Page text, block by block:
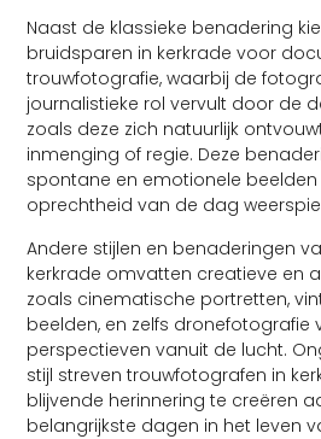
Naast de klassieke benadering
bruidsparen in kerkrade voor
trouwfotografie, waarbij de
journalistieke rol vervult door de
zoals deze zich natuurlijk
inmenging of regie. Deze
spontane en emotionele
oprechtheid van de dag
Andere stijlen en benaderingen
kerkrade omvatten creatieve en
zoals cinematische portretten,
beelden, en zelfs dronefotografie
perspectieven vanuit de lucht.
stijl streven trouwfotografen in
blijvende herinnering te creëren
belangrijkste dagen in het leven